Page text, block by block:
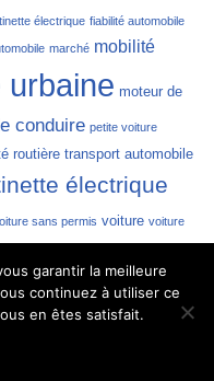
électrique fiabilité automobile
marché mobilité
urbaine moteur de
conduire petite voiture
routière transport automobile
électrique
sans permis voiture voiture
voitures électriques
véhicules
garantir la meilleure
continuez à utiliser ce
en êtes satisfait.